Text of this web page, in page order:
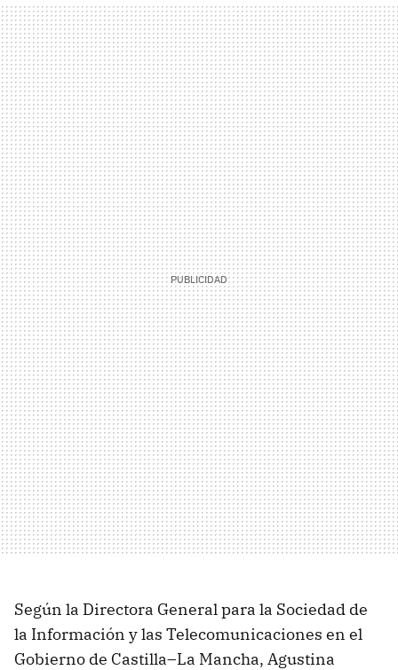
Según la Directora General para la Sociedad de
la Información y las Telecomunicaciones en el
Gobierno de Castilla–La Mancha, Agustina